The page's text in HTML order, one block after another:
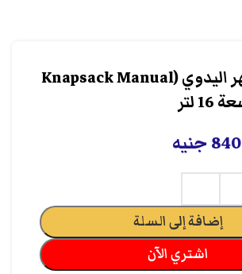
رشاش الظهر اليدوي (Knapsack Manual
840جنيه
إضافة إلى السلة
اشتري الآن